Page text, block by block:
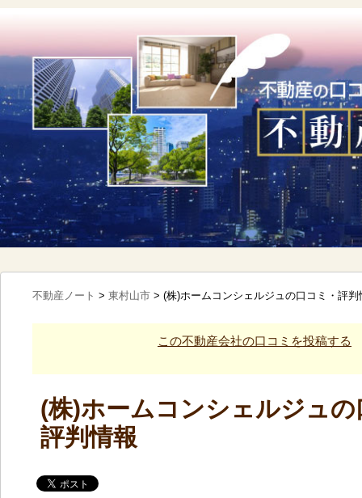
不動産ノート > 東村山市 > (株)ホームコンシェルジュの口コミ・評判
この不動産会社の口コミを投稿する
(株)ホームコンシェルジュ
評判情報